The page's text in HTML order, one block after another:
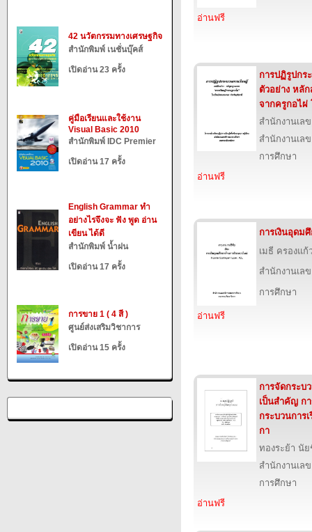
42 นวัตกรรมทางเศรษฐกิจ
สำนักพิมพ์ เนชั่นบุ๊คส์
เปิดอ่าน 23 ครั้ง
คู่มือเรียนและใช้งาน
Visual Basic 2010
สำนักพิมพ์ IDC Premier
เปิดอ่าน 17 ครั้ง
English Grammar ทำ
อย่างไรจึงจะ ฟัง พูด อ่าน
เขียน ได้ดี
สำนักพิมพ์ น้ำฝน
เปิดอ่าน 17 ครั้ง
การขาย 1 ( 4 สี )
ศูนย์ส่งเสริมวิชาการ
เปิดอ่าน 15 ครั้ง
อ่านฟรี
การปฏิรูปกร
ตัวอย่าง หลั
จากครูกอไผ่
สำนักงานเล
สำนักงานเล
การศึกษา
อ่านฟรี
การเงินอุดม
เมธี ครองแ
สำนักงานเล
การศึกษา
อ่านฟรี
การจัดกระบ
เป็นสำคัญ ก
กระบวนการ
กา
ทองระย้า นั
สำนักงานเล
การศึกษา
อ่านฟรี